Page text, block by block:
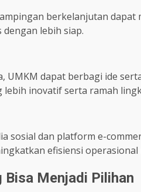
berkelanjutan
lebih siap.
UMKM dapat berbagi ide
inovatif serta ramah
sosial dan platform e-
efisiensi operasional
Menjadi Pilihan